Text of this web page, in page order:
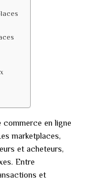
commerce en ligne
marketplaces,
et acheteurs,
Entre
et